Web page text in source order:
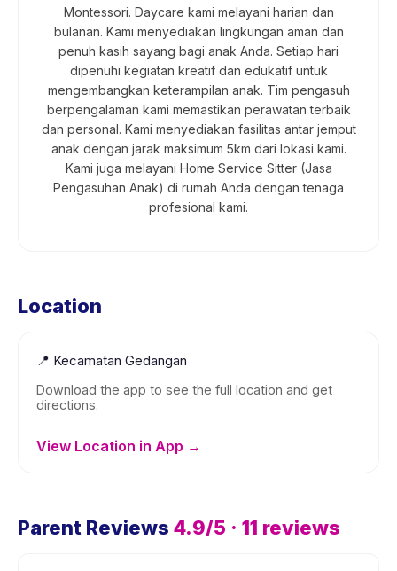
Montessori. Daycare kami melayani harian dan
bulanan. Kami menyediakan lingkungan aman dan
penuh kasih sayang bagi anak Anda. Setiap hari
dipenuhi kegiatan kreatif dan edukatif untuk
mengembangkan keterampilan anak. Tim pengasuh
berpengalaman kami memastikan perawatan terbaik
dan personal. Kami menyediakan fasilitas antar jemput
anak dengan jarak maksimum 5km dari lokasi kami.
Kami juga melayani Home Service Sitter (Jasa
Pengasuhan Anak) di rumah Anda dengan tenaga
profesional kami.
Location
📍 Kecamatan Gedangan
Download the app to see the full location and get
directions.
View Location in App →
Parent Reviews 4.9/5 · 11 reviews